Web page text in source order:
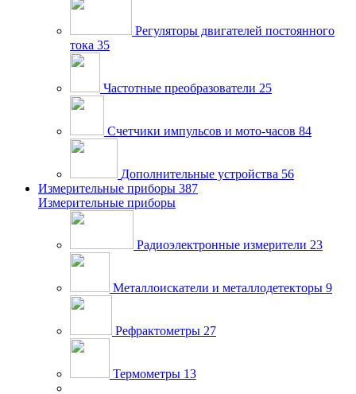
Регуляторы двигателей постоянного
тока 35
Частотные преобразователи 25
Счетчики импульсов и мото-часов 84
Дополнительные устройства 56
Измерительные приборы 387
Измерительные приборы
Радиоэлектронные измерители 23
Металлоискатели и металлодетекторы 9
Рефрактометры 27
Термометры 13